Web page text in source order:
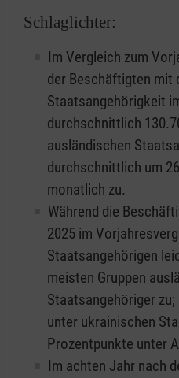
Schlaglichter:
Im Vergleich zum
der Beschäftigten mit
Staatsangehörigkeit
durchschnittlich
ausländischen
durchschnittlich um
monatlich zu.
Während die
2025 im
Staatsangehörigen
meisten Gruppen
Staatsangehöriger
unter ukrainischen
Prozentpunkte unter
Im achten Jahr nach